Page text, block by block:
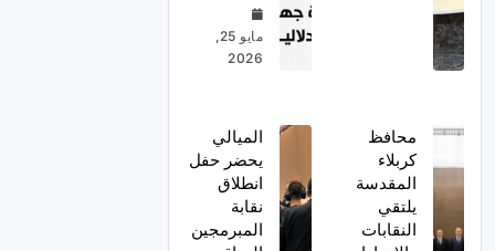
مايو 25,
2026
محافظ
كربلاء
المقدسة
يلتقي
النقابات
الميالي
يحضر حفل
انطلاق
نقابة
المبرمجين